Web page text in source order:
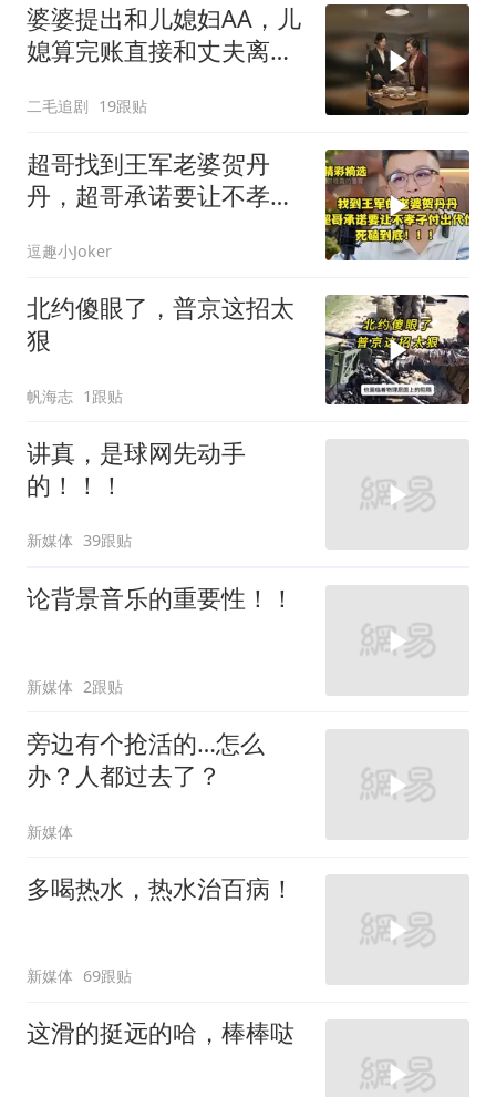
婆婆提出和儿媳妇AA，儿
媳算完账直接和丈夫离
二毛追剧 19跟贴
超哥找到王军老婆贺丹
丹，超哥承诺要让不孝子
逗趣小Joker
北约傻眼了，普京这招太
狠
帆海志 1跟贴
讲真，是球网先动手
的！！！
新媒体 39跟贴
论背景音乐的重要性！！
新媒体 2跟贴
旁边有个抢活的…怎么
办？人都过去了？
新媒体
多喝热水，热水治百病！
新媒体 69跟贴
这滑的挺远的哈，棒棒哒